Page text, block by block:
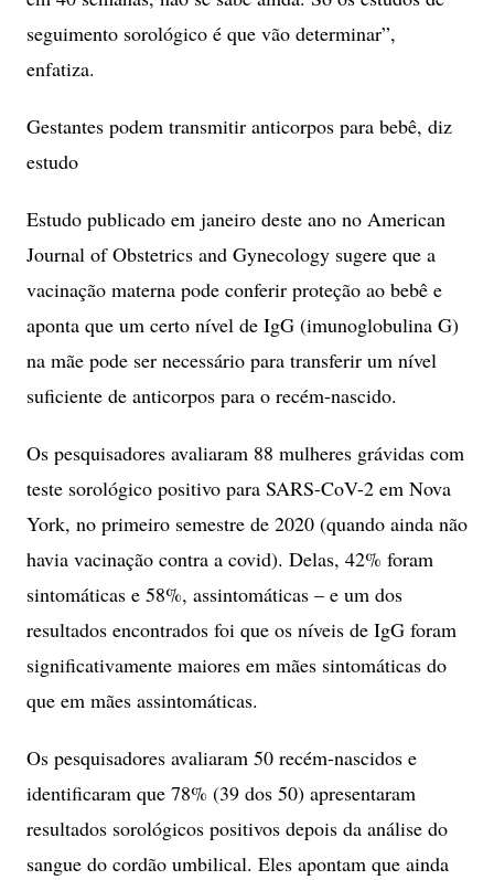
seguimento sorológico é que vão determinar”,
enfatiza.
Gestantes podem transmitir anticorpos para bebê, diz
estudo
Estudo publicado em janeiro deste ano no American
Journal of Obstetrics and Gynecology sugere que a
vacinação materna pode conferir proteção ao bebê e
aponta que um certo nível de IgG (imunoglobulina G)
na mãe pode ser necessário para transferir um nível
suficiente de anticorpos para o recém-nascido.
Os pesquisadores avaliaram 88 mulheres grávidas com
teste sorológico positivo para SARS-CoV-2 em Nova
York, no primeiro semestre de 2020 (quando ainda não
havia vacinação contra a covid). Delas, 42% foram
sintomáticas e 58%, assintomáticas – e um dos
resultados encontrados foi que os níveis de IgG foram
significativamente maiores em mães sintomáticas do
que em mães assintomáticas.
Os pesquisadores avaliaram 50 recém-nascidos e
identificaram que 78% (39 dos 50) apresentaram
resultados sorológicos positivos depois da análise do
sangue do cordão umbilical. Eles apontam que ainda